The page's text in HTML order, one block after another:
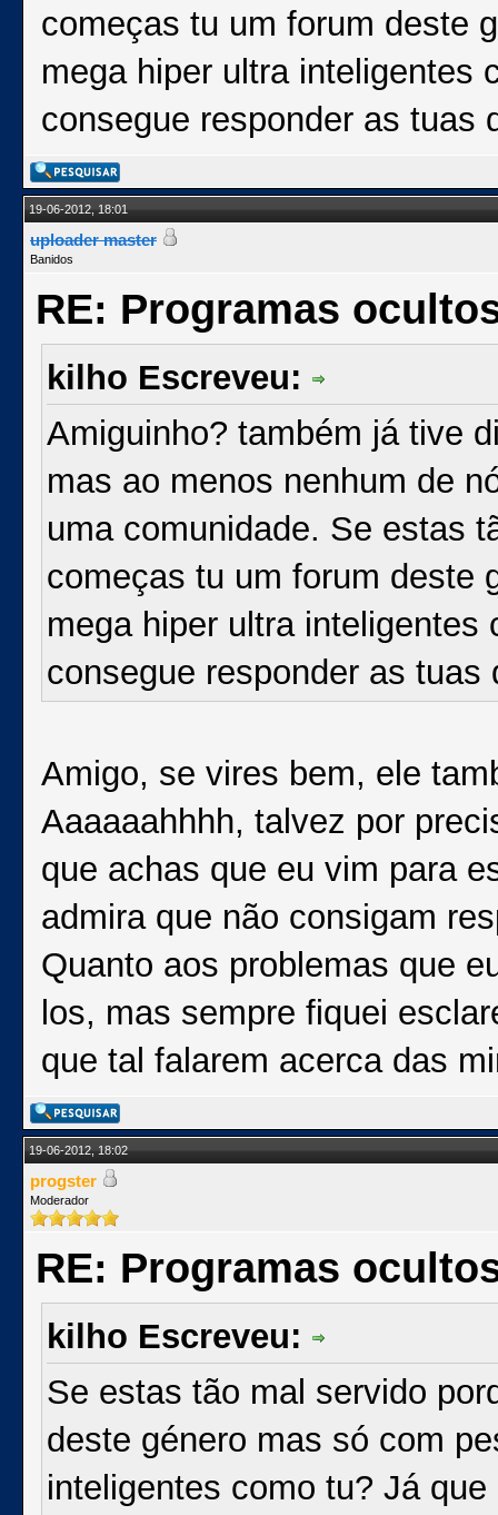
começas tu um forum deste
mega hiper ultra inteligentes
consegue responder as tuas
19-06-2012, 18:01
uploader master
Banidos
RE: Programas
kilho Escreveu:
Amiguinho? também já tive
mas ao menos nenhum de
uma comunidade. Se estas
começas tu um forum deste
mega hiper ultra
consegue responder as tuas
Amigo, se vires bem, ele
Aaaaaahhhh, talvez por
que achas que eu vim para
admira que não consigam
Quanto aos problemas que
los, mas sempre fiquei
que tal falarem acerca das
19-06-2012, 18:02
progster
Moderador
RE: Programas
kilho Escreveu:
Se estas tão mal servido
deste género mas só com
inteligentes como tu? Já